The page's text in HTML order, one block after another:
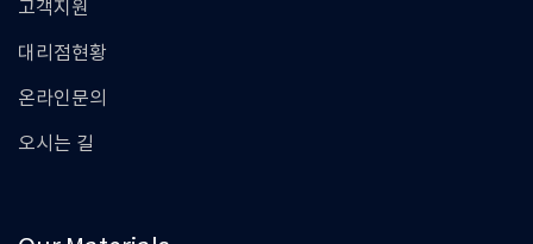
고객지원
대리점현황
온라인문의
오시는 길